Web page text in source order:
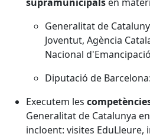
Generalitat de
Joventut, Agència
Nacional
Diputació de
Executem les
Generalitat de Catalunya
incloent: visites EduLleure,